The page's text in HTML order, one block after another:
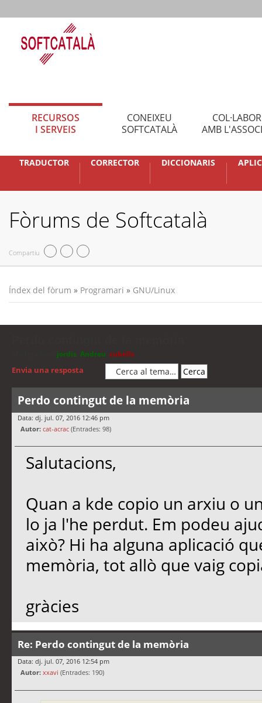
RECURSOS
I SERVEIS
CONEIXEU
SOFTCATALÀ
AMB
TRADUCTOR CORRECTOR DICCIONARIS
Fòrums de Softcatalà
Compartiu
Índex del fòrum » Programari » GNU/Linux
jordis Andreu cubells
Envia una resposta
Perdo contingut de la memòria
Data: dj. jul. 07, 2016 12:46 pm
Autor: cat-acrac (Entrades: 98)
Salutacions,
Quan a kde copio un arxiu o
lo ja l'he perdut. Em podeu
això? Hi ha alguna aplicació
memòria, tot allò que vaig
gràcies
Re: Perdo contingut de la memòria
Data: dj. jul. 07, 2016 12:54 pm
Autor: xxavi (Entrades: 190)